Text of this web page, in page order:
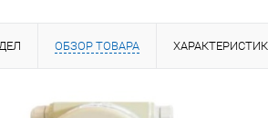
ОБЗОР ТОВАРА